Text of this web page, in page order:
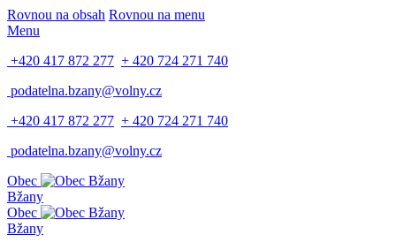
Rovnou na obsah Rovnou na menu
Menu
+420 417 872 277 + 420 724 271 740
podatelna.bzany@volny.cz
+420 417 872 277 + 420 724 271 740
podatelna.bzany@volny.cz
Obec
Bžany
Obec
Bžany